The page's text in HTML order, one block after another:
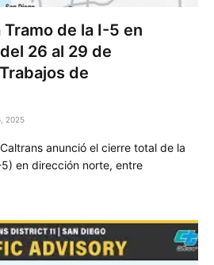
de la I-5 en
26 al 29 de
de
2025
anunció el cierre total de la
en dirección norte, entre